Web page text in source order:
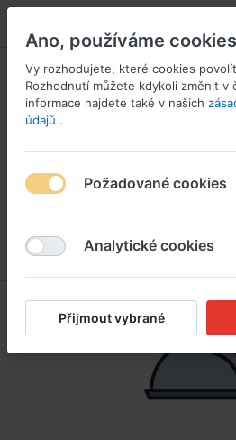
Ano, používáme cookies
Vy rozhodujete, které cookies
Rozhodnutí můžete kdykoli změnit v
informace najdete také v našich
údajů .
Požadované cookies
Analytické cookies
Přijmout vybrané